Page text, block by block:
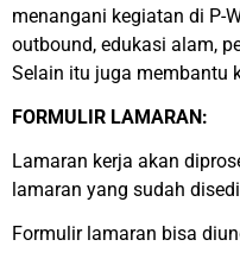
menangani kegiatan di P-
outbound, edukasi alam,
Selain itu juga membantu
FORMULIR LAMARAN:
Lamaran kerja akan
lamaran yang sudah
Formulir lamaran bisa